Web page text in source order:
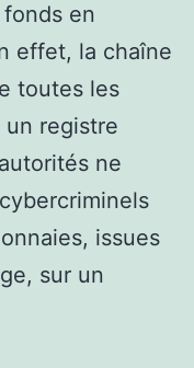
en
effet, la chaîne
toutes les
un registre
ne
issues
sur un